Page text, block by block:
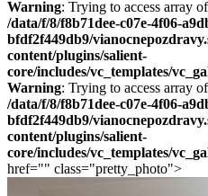
Warning: Trying to access array
/data/f/8/f8b71dee-c07e-4f06-
bfdf2f449db9/
content/plugins/salient-
core/includes/vc_templates/
Warning: Trying to access array
/data/f/8/f8b71dee-c07e-4f06-
bfdf2f449db9/
content/plugins/salient-
core/includes/vc_templates/
href="" class="pretty_photo">